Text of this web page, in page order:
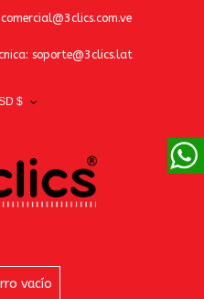
comercial@3clics.com.ve
soporte@3clics.lat
$
vacío